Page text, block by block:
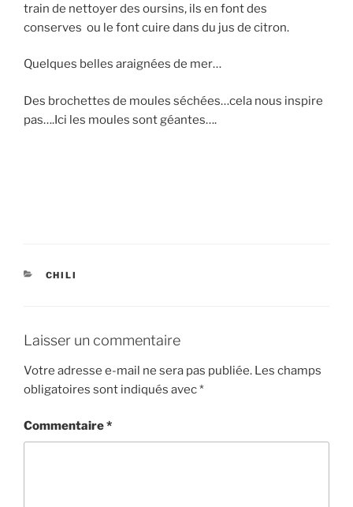
train de nettoyer des oursins, ils en font des
conserves ou le font cuire dans du jus de citron.
Quelques belles araignées de mer…
Des brochettes de moules séchées…cela nous inspire
pas….Ici les moules sont géantes….
CATÉGORIES
CHILI
Laisser un commentaire
Votre adresse e-mail ne sera pas publiée. Les champs
obligatoires sont indiqués avec*
Commentaire*